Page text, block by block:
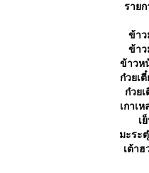
ราย
ข้าว
ข้าว
ข้าวห
ก๋วยเ
ก๋วย
เกาเ
เ
มะระ
เต้า